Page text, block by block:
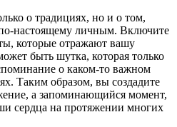
о традициях, но и о том,
настоящему личным. Включите
которые отражают вашу
быть шутка, которая только
о каком-то важном
Таким образом, вы создадите
а запоминающийся момент,
сердца на протяжении многих